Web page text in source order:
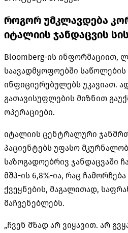
როგორ უმკლავდება
იტალიის ჯანდაცვის
Bloomberg-ის ინფორმაციით,
საავადმყოფოებში
ინფიციერებულებს უკავიათ.
გათავისუფლების მიზნით
ოპერაციები.
იტალიის ცენტრალური
პაციენტებს უფასო
საზოგადოებრივ ჯანდაცვაში
მშპ-ის 6,8%-ია, რაც
ქვეყნების, მაგალითად,
მაჩვენებლებს.
„ჩვენ მზად არ ვიყავით. არ